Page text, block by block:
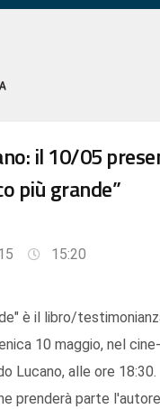
il 10/05
più grande”
15:20
è il libro/
10 maggio, nel
Lucano, alle ore 18:30.
prenderà parte